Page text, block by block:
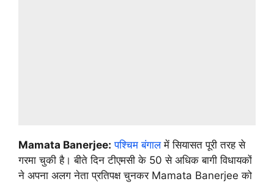
Mamata Banerjee: पश्चिम बंगालमें सियासत पूरी तरह से
गरमा चुकी है। बीते दिन टीएमसी के 50 से अधिक बागी विधायकों
ने अपना अलग नेता प्रतिपक्ष चुनकर Mamata Banerjee को